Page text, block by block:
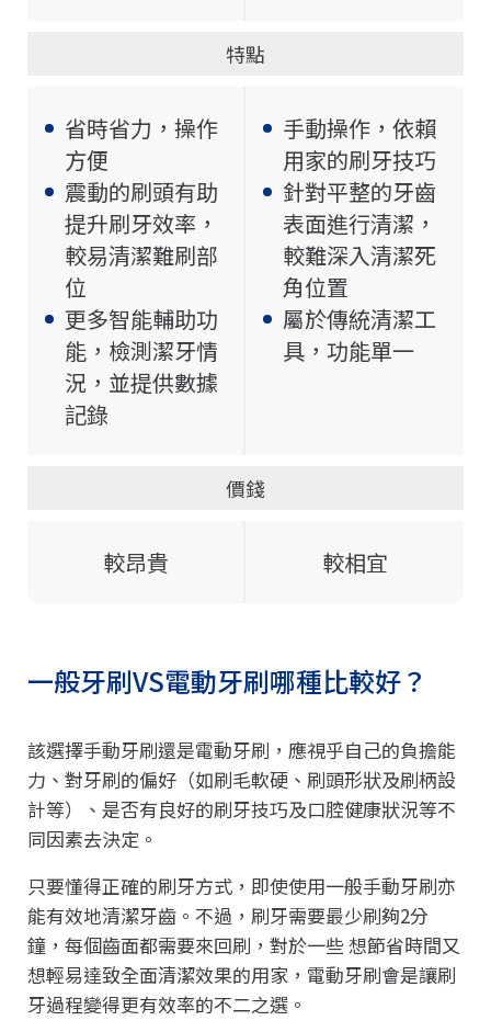
特點
省時省力，操作
方便
震動的刷頭有助
提升刷牙效率，
較易清潔難刷部
位
更多智能輔助功
能，檢測潔牙情
況，並提供數據
記錄
手動操作，依賴
用家的刷牙技巧
針對平整的牙齒
表面進行清潔，
較難深入清潔死
角位置
屬於傳統清潔工
具，功能單一
價錢
較昂貴 較相宜
一般牙刷VS電動牙刷哪種比較好？
該選擇手動牙刷還是電動牙刷，應視乎自己的負擔能
力、對牙刷的偏好（如刷毛軟硬、刷頭形狀及刷柄設
計等）、是否有良好的刷牙技巧及口腔健康狀況等不
同因素去決定。
只要懂得正確的刷牙方式，即使使用一般手動牙刷亦
能有效地清潔牙齒。不過，刷牙需要最少刷夠2分
鐘，每個齒面都需要來回刷，對於一些 想節省時間又
想輕易達致全面清潔效果的用家，電動牙刷會是讓刷
牙過程變得更有效率的不二之選。